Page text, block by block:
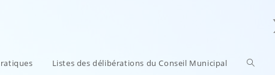
Listes des délibérations du Conseil Municipal Toggle